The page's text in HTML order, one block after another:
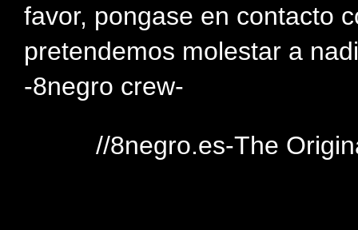
favor, pongase en contacto
pretendemos molestar a
-8negro crew-
//8negro.es-The